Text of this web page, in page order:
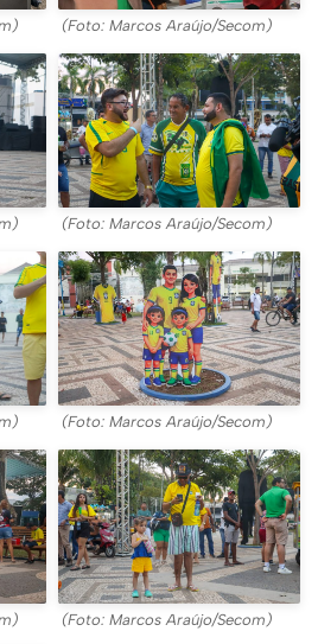
(Foto: Marcos Araújo/Secom)
(Foto: Marcos Araújo/Secom)
(Foto: Marcos Araújo/Secom)
(Foto: Marcos Araújo/Secom)